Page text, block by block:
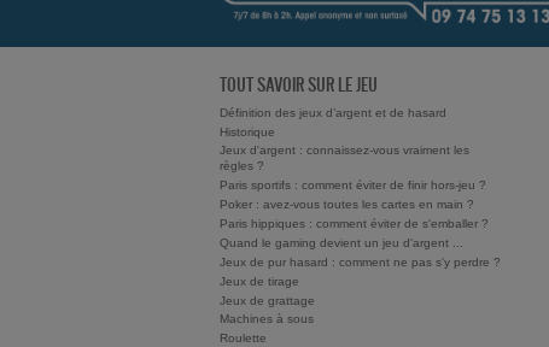
TOUT SAVOIR SUR LE JEU
Définition des jeux d’argent et de hasard
Historique
Jeux d'argent : connaissez-vous vraiment les
règles ?
Paris sportifs : comment éviter de finir hors-jeu ?
Poker : avez-vous toutes les cartes en main ?
Paris hippiques : comment éviter de s'emballer ?
Quand le gaming devient un jeu d'argent ...
Jeux de pur hasard : comment ne pas s'y perdre ?
Jeux de tirage
Jeux de grattage
Machines à sous
Roulette